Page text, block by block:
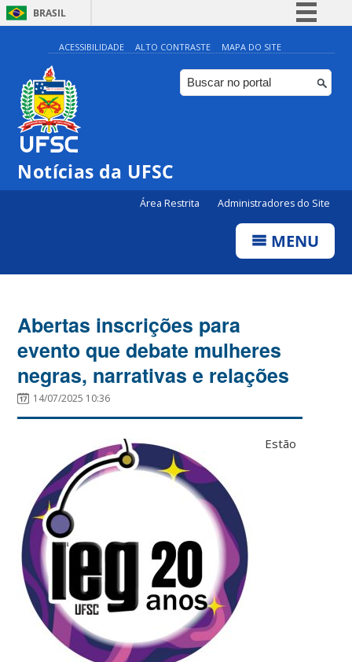
BRASIL
Simplifique!
Comunica BR
Participe
ACESSIBILIDADE ALTO CONTRASTE MAPA DO SITE
Notícias da UFSC
Área Restrita Administradores do Site
MENU
Abertas inscrições para
evento que debate mulheres
negras, narrativas e relações
14/07/2025 10:36
Estão